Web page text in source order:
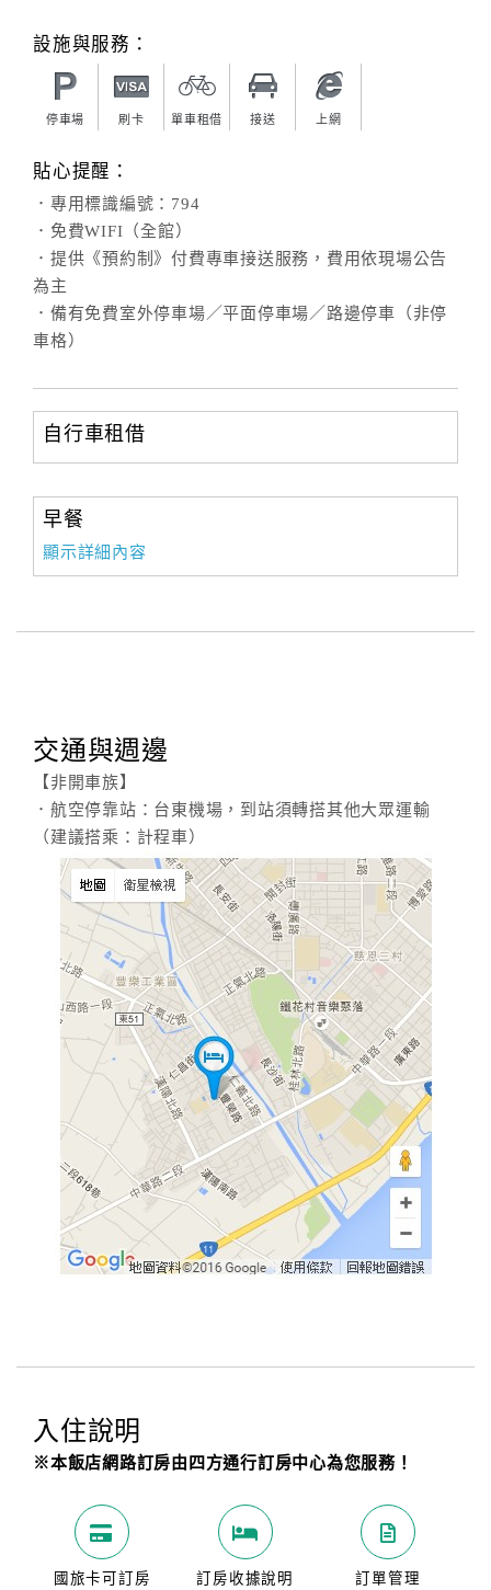
計
品
宣
傳
設施與服務：
停車場 刷卡 單車租借 接送 上網
貼心提醒：
．專用標識編號：794
．免費WIFI（全館）
．提供《預約制》付費專車接送服務，費用依現場公告
為主
．備有免費室外停車場／平面停車場／路邊停車（非停
車格）
自行車租借
早餐
顯示詳細內容
交通與週邊
【非開車族】
．航空停靠站：台東機場，到站須轉搭其他大眾運輸
（建議搭乘：計程車）
入住說明
※本飯店網路訂房由四方通行訂房中心為您服務！
國旅卡可訂房 訂房收據說明 訂單管理